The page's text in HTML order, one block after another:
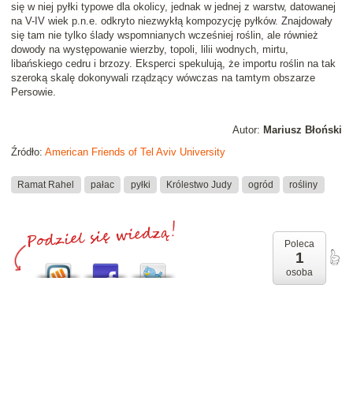
się w niej pyłki typowe dla okolicy, jednak w jednej z warstw, datowanej
na V-IV wiek p.n.e. odkryto niezwykłą kompozycję pyłków. Znajdowały
się tam nie tylko ślady wspomnianych wcześniej roślin, ale również
dowody na występowanie wierzby, topoli, lilii wodnych, mirtu,
libańskiego cedru i brzozy. Eksperci spekulują, że importu roślin na tak
szeroką skalę dokonywali rządzący wówczas na tamtym obszarze
Persowie.
Autor: Mariusz Błoński
Źródło: American Friends of Tel Aviv University
Ramat Rahel pałac pyłki Królestwo Judy ogród rośliny
Poleca
1
osoba